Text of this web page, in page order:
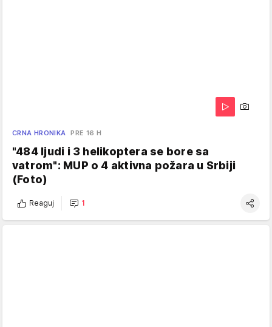
CRNA HRONIKA PRE 16 H
"484 ljudi i 3 helikoptera se bore sa
vatrom": MUP o 4 aktivna požara u Srbiji
(Foto)
Reaguj 1